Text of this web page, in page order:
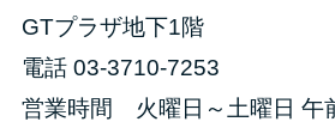
GTプラザ地下1階
電話 03-3710-7253
営業時間 火曜日～土曜日 午